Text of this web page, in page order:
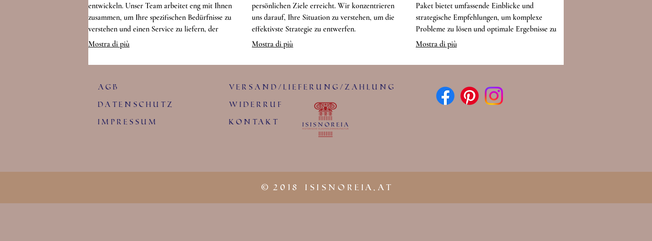
entwickeln. Unser Team arbeitet eng mit Ihnen
zusammen, um Ihre spezifischen Bedürfnisse zu
verstehen und einen Service zu liefern, der
perfekt auf Ihre Anforderungen zugeschnitten
Mostra di più
persönlichen Ziele erreicht. Wir konzentrieren
uns darauf, Ihre Situation zu verstehen, um die
effektivste Strategie zu entwerfen.
Mostra di più
Paket bietet umfassende Einblicke und
strategische Empfehlungen, um komplexe
Probleme zu lösen und optimale Ergebnisse zu
erzielen.
Mostra di più
agb
Datenschutz
Impressum
Versand/Lieferung/Zahlung
Widerruf
KontaKt
© 2018 iSISNOREIA.at